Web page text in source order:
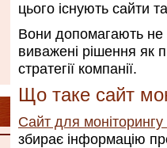
цього існують сайти
Вони допомагають не
виважені рішення як
стратегії компанії.
Що таке сайт
Сайт для моніторингу
збирає інформацію